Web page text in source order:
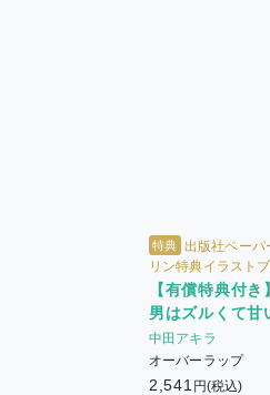
特典 出版社ペーパ
リン特典イラストブ
+ 【有償特典】描き
クリルスタンド
【有償特典付き
男はズルくて甘
中田アキラ
オーバーラップ
2,541 円(税込)